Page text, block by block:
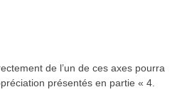
de l’un de ces axes pourra
présentés en partie « 4.